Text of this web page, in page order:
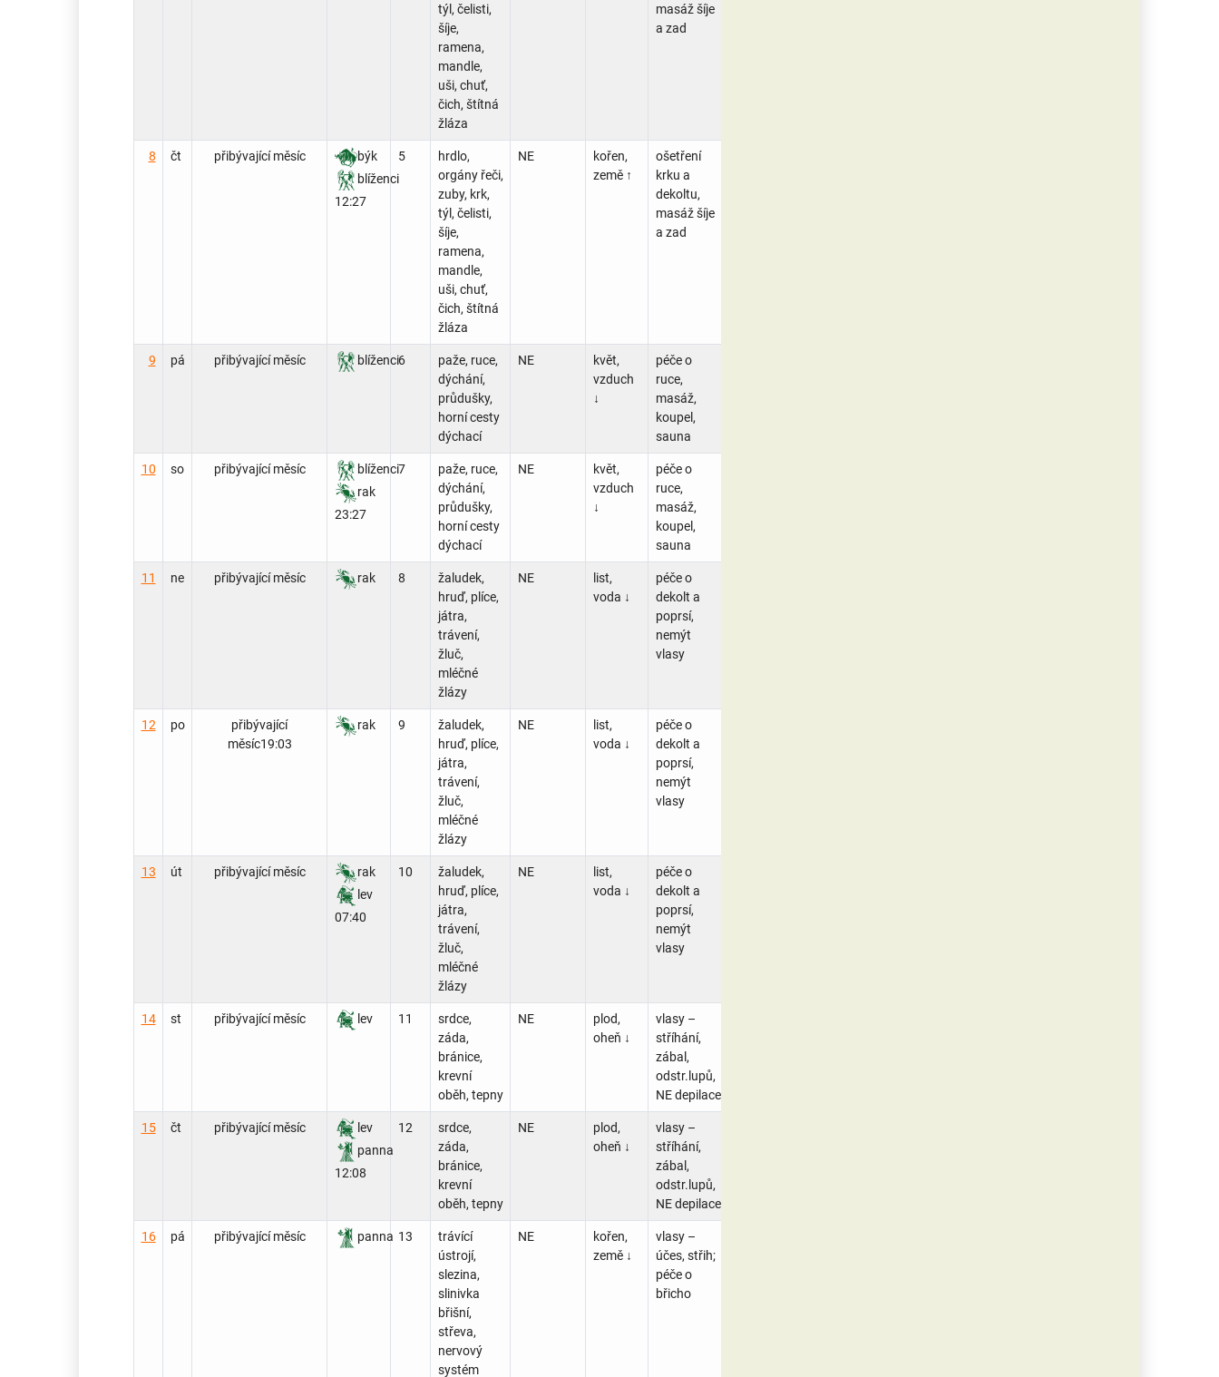
týl, čelisti,
šíje,
ramena,
mandle,
uši, chuť,
čich, štítná
žláza
masáž šíje
a zad
8 čt přibývající měsíc
býk
blíženci
12:27
5
hrdlo,
orgány řeči,
zuby, krk,
týl, čelisti,
šíje,
ramena,
mandle,
uši, chuť,
čich, štítná
žláza
NE
kořen,
země ↑
ošetření
krku a
dekoltu,
masáž šíje
a zad
9 pá přibývající měsíc blíženci6
paže, ruce,
dýchání,
průdušky,
horní cesty
dýchací
NE
květ,
vzduch
↓
péče o
ruce,
masáž,
koupel,
sauna
10 so přibývající měsíc
blíženci
rak
23:27
7
paže, ruce,
dýchání,
průdušky,
horní cesty
dýchací
NE
květ,
vzduch
↓
péče o
ruce,
masáž,
koupel,
sauna
11 ne přibývající měsíc rak 8
žaludek,
hruď, plíce,
játra,
trávení,
žluč,
mléčné
žlázy
NE
list,
voda ↓
péče o
dekolt a
poprsí,
nemýt
vlasy
12 po
přibývající
měsíc19:03
rak 9
žaludek,
hruď, plíce,
játra,
trávení,
žluč,
mléčné
žlázy
NE
list,
voda ↓
péče o
dekolt a
poprsí,
nemýt
vlasy
13 út přibývající měsíc
rak
lev
07:40
10
žaludek,
hruď, plíce,
játra,
trávení,
žluč,
mléčné
žlázy
NE
list,
voda ↓
péče o
dekolt a
poprsí,
nemýt
vlasy
14 st přibývající měsíc lev 11
srdce,
záda,
bránice,
krevní
oběh, tepny
NE
plod,
oheň ↓
vlasy –
stříhání,
zábal,
odstr.lupů,
NE depilace
15 čt přibývající měsíc
lev
panna
12:08
12
srdce,
záda,
bránice,
krevní
oběh, tepny
NE
plod,
oheň ↓
vlasy –
stříhání,
zábal,
odstr.lupů,
NE depilace
16 pá přibývající měsíc panna 13
trávící
ústrojí,
slezina,
slinivka
břišní,
střeva,
nervový
systém
NE
kořen,
země ↓
vlasy –
účes, střih;
péče o
břicho